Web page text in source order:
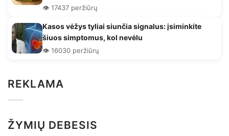
👁️ 17437 peržiūrų
Kasos vėžys tyliai siunčia signalus: įsiminkite
šiuos simptomus, kol nevėlu
👁️ 16030 peržiūrų
REKLAMA
ŽYMIŲ DEBESIS